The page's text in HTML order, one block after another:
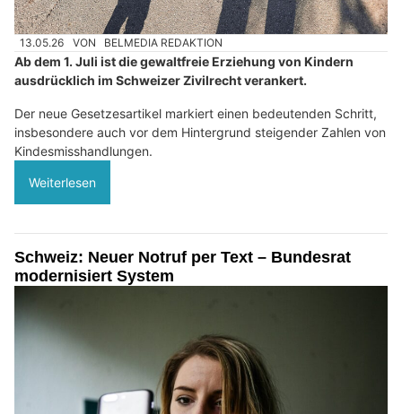
13.05.26 VON BELMEDIA REDAKTION
Ab dem 1. Juli ist die gewaltfreie Erziehung von Kindern
ausdrücklich im Schweizer Zivilrecht verankert.
Der neue Gesetzesartikel markiert einen bedeutenden Schritt,
insbesondere auch vor dem Hintergrund steigender Zahlen von
Kindesmisshandlungen.
Weiterlesen
Schweiz: Neuer Notruf per Text – Bundesrat
modernisiert System